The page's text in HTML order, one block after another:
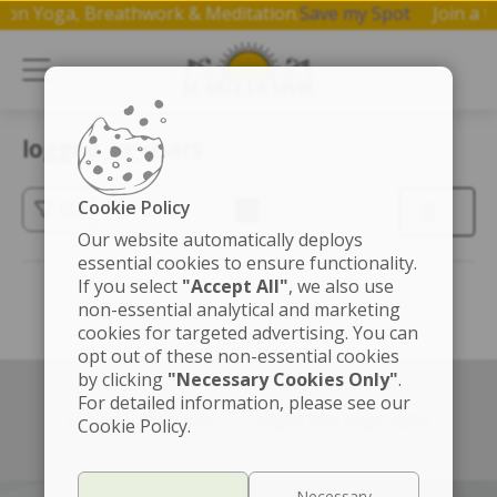
on Yoga, Breathwork & Meditation.Save my Spot Join
logged_in_users
(3)
Left box align left Right box align right
Cookie Policy
Our website automatically deploys
essential cookies to ensure functionality.
If you select "Accept All", we also use
non-essential analytical and marketing
cookies for targeted advertising. You can
opt out of these non-essential cookies
by clicking "Necessary Cookies Only".
For detailed information, please see our
Cookie Policy.